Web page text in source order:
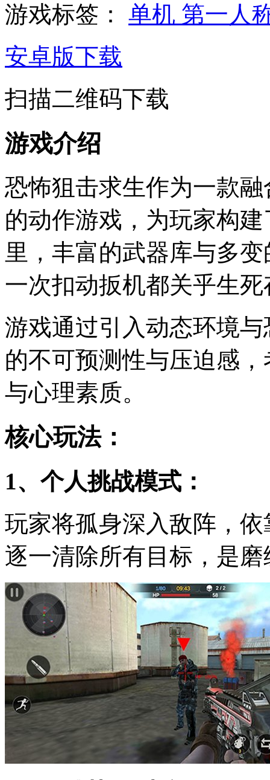
游戏标签： 单机 第一人
安卓版下载
扫描二维码下载
游戏介绍
恐怖狙击求生作为一款
的动作游戏，为玩家构
里，丰富的武器库与多
一次扣动扳机都关乎生死
游戏通过引入动态环境
的不可预测性与压迫感
与心理素质。
核心玩法：
1、个人挑战模式：
玩家将孤身深入敌阵，
逐一清除所有目标，是